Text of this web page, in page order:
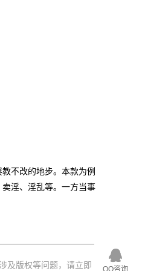
不改的地步。本款为例
淫、淫乱等。一方当事
及版权等问题，请立即 QQ咨询